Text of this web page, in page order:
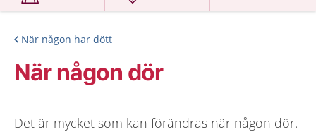
När någon har dött
När någon dör
Det är mycket som kan förändras när någon dör.